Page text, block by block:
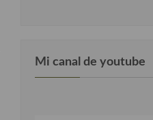
Mi canal de youtube